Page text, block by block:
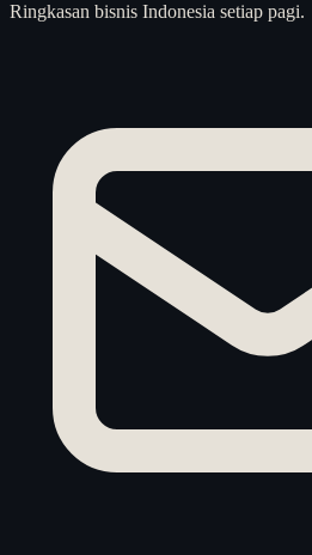
Ringkasan bisnis Indonesia setiap pagi.